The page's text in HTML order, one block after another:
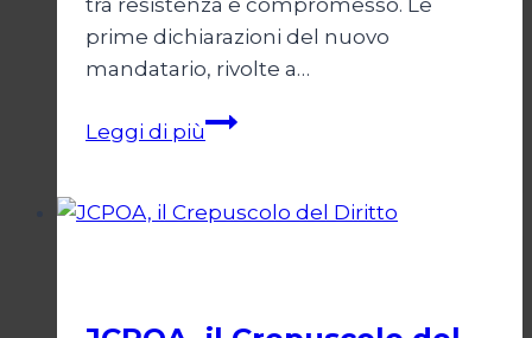
tra resistenza e compromesso. Le
prime dichiarazioni del nuovo
mandatario, rivolte a…
Leggi di piùTrump
bivio